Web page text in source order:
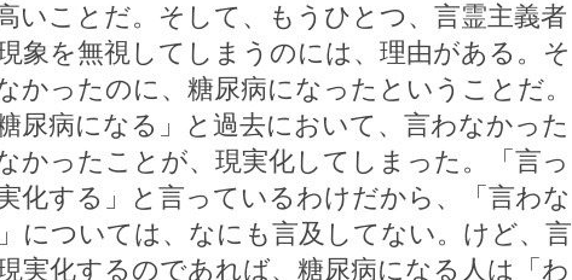
いことだ。そして、もうひとつ、言霊主義者
象を無視してしまうのには、理由がある。そ
かったのに、糖尿病になったということだ。
尿病になる」と過去において、言わなかった
かったことが、現実化してしまった。「言っ
化する」と言っているわけだから、「言わな
については、なにも言及してない。けど、言
実化するのであれば、糖尿病になる人は「わ